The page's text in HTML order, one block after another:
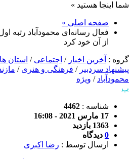
شما اینجا هستید »
صفحه اصلی »
فعال رسانه‌ای محمودآباد رتبه
از آن خود کرد
گروه : آخرین اخبار / اجتماعی / استان ها
پیشنهاد سردبیر / فرهنگی و هنری /
محمودآباد / ویژه
پ
شناسه : 4462
17 مارس 2021 - 16:08
1363 بازدید
0 دیدگاه
ارسال توسط : رضا اکبری